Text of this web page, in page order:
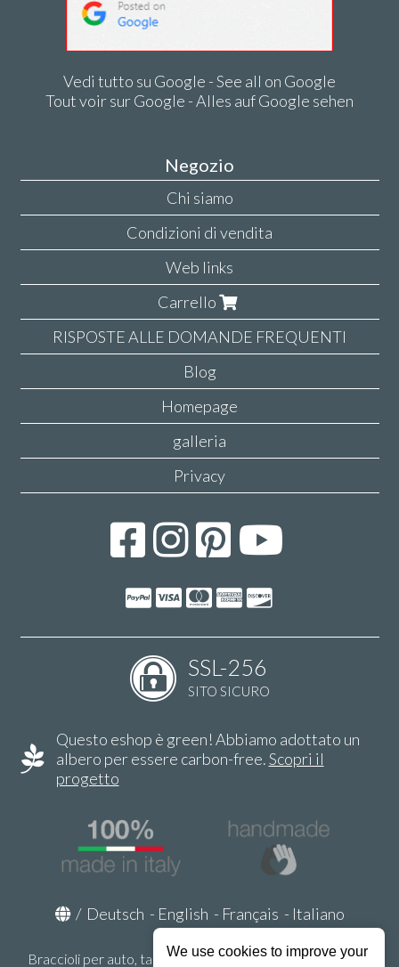
We use cookies to improve your
Vedi tutto su Google - See all on Google
Tout voir sur Google - Alles auf Google sehen
Negozio
Chi siamo
Condizioni di vendita
Web links
Carrello
RISPOSTE ALLE DOMANDE FREQUENTI
Blog
Homepage
galleria
Privacy
SSL-256
SITO SICURO
Questo eshop è green! Abbiamo adottato un
albero per essere carbon-free.Scopri il
progetto
/ Deutsch - English - Français - Italiano
Braccioli per auto, tappeti auto, accessori auto MADE IN